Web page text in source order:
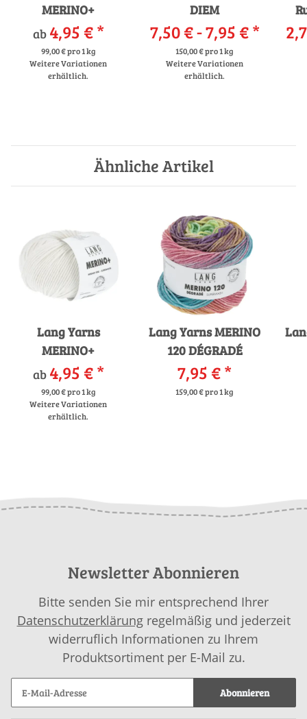
MERINO+
ab 4,95 €*
99,00 € pro 1 kg
Weitere Variationen
erhältlich.
DIEM
7,50 € -7,95 €*
150,00 € pro 1 kg
Weitere Variationen
erhältlich.
Ähnliche Artikel
Lang Yarns
MERINO+
ab 4,95 €*
99,00 € pro 1 kg
Weitere Variationen
erhältlich.
Lang Yarns MERINO
120 DÉGRADÉ
7,95 €*
159,00 € pro 1 kg
Newsletter Abonnieren
Bitte senden Sie mir entsprechend Ihrer
Datenschutzerklärungregelmäßig und jederzeit
widerruflich Informationen zu Ihrem
Produktsortiment per E-Mail zu.
Abonnieren